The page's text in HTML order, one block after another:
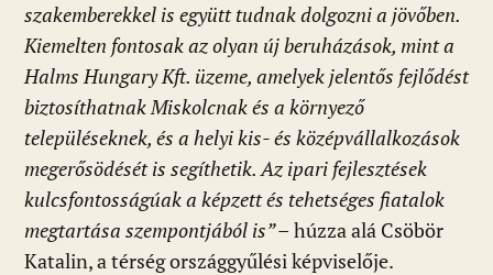
szakemberekkel is együtt tudnak dolgozni a jövőben.
Kiemelten fontosak az olyan új beruházások, mint a
Halms Hungary Kft. üzeme, amelyek jelentős fejlődést
biztosíthatnak Miskolcnak és a környező
településeknek, és a helyi kis- és középvállalkozások
megerősödését is segíthetik. Az ipari fejlesztések
kulcsfontosságúak a képzett és tehetséges fiatalok
megtartása szempontjából is” – húzza alá Csöbör
Katalin, a térség országgyűlési képviselője.